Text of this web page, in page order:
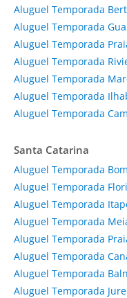
Aluguel Temporada
Aluguel Temporada
Aluguel Temporada
Aluguel Temporada
Aluguel Temporada
Aluguel Temporada
Aluguel Temporada
Santa Catarina
Aluguel Temporada
Aluguel Temporada
Aluguel Temporada
Aluguel Temporada
Aluguel Temporada
Aluguel Temporada
Aluguel Temporada
Aluguel Temporada